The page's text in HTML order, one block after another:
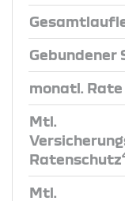
Gebundener
monatl. Rate
Mtl.
Ratenschutz
Mtl.